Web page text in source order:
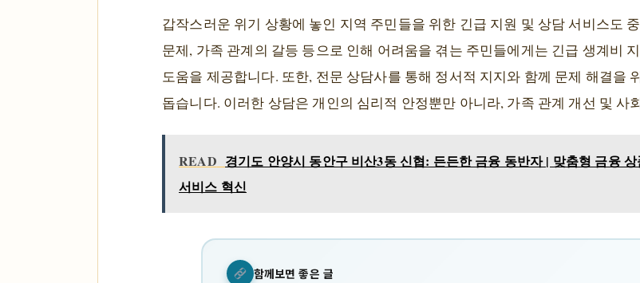
갑작스러운 위기 상황에 놓인 지역 주민들을 위한 긴급 지원 및 상담 서비스도
문제, 가족 관계의 갈등 등으로 인해 어려움을 겪는 주민들에게는 긴급 생계비
도움을 제공합니다. 또한, 전문 상담사를 통해 정서적 지지와 함께 문제 해결을
돕습니다. 이러한 상담은 개인의 심리적 안정뿐만 아니라, 가족 관계 개선 및
READ 경기도 안양시 동안구 비산3동 신협: 든든한 금융 동반자 | 맞춤형 금융
서비스 혁신
함께보면 좋은 글